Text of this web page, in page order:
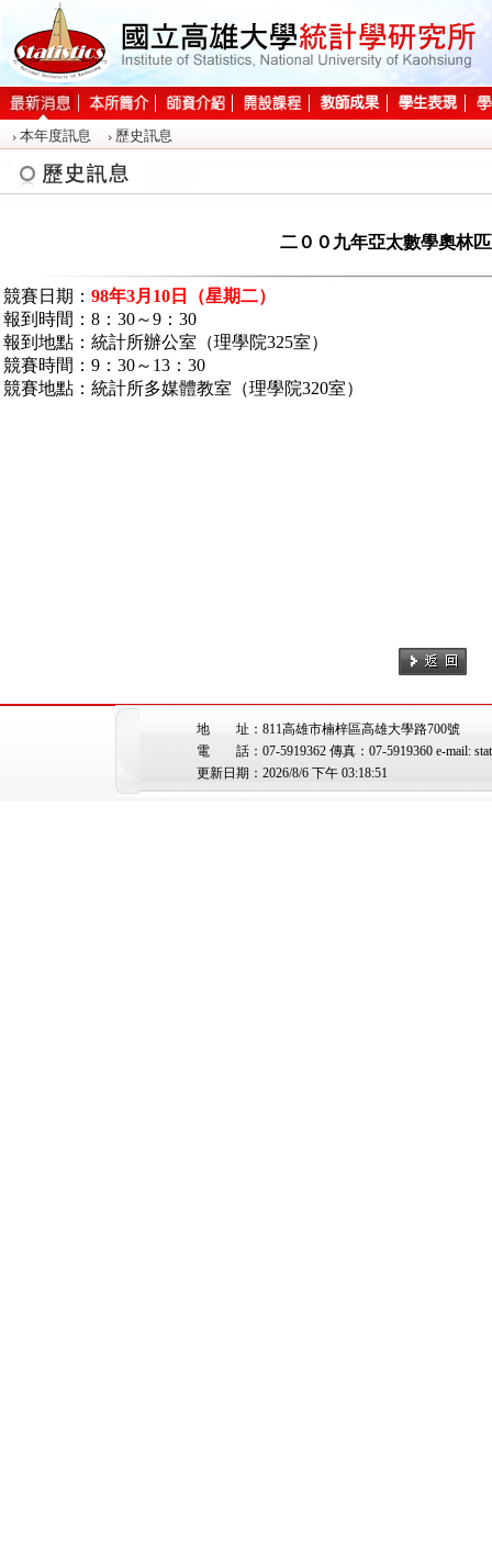
本年度訊息 歷史訊息
二００九年亞太數學奧林
競賽日期： 98年3月10日（星期二）
報到時間：8：30～9：30
報到地點：統計所辦公室（理學院325室）
競賽時間：9：30～13：30
競賽地點：統計所多媒體教室（理學院320室）
地 址：811高雄市楠梓區高雄大學路700號
電 話：07-5919362 傳真：07-5919360 e-mail:
更新日期：2026/8/6 下午 03:18:51